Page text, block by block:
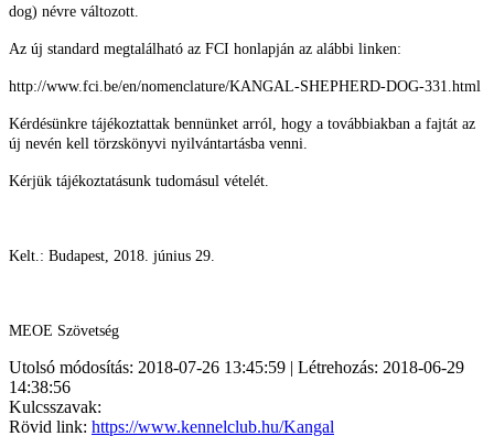
dog) névre változott.
Az új standard megtalálható az FCI honlapján az alábbi linken:
http://www.fci.be/en/nomenclature/KANGAL-SHEPHERD-DOG-331.html
Kérdésünkre tájékoztattak bennünket arról, hogy a továbbiakban a fajtát az
új nevén kell törzskönyvi nyilvántartásba venni.
Kérjük tájékoztatásunk tudomásul vételét.
Kelt.: Budapest, 2018. június 29.
MEOE Szövetség
Utolsó módosítás: 2018-07-26 13:45:59 | Létrehozás: 2018-06-29
14:38:56
Kulcsszavak:
Rövid link: https://www.kennelclub.hu/Kangal